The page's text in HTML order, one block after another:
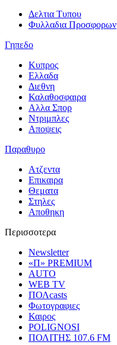
Δελτια Τυπου
Φυλλαδια Προσφορων
Γηπεδο
Κυπρος
Ελλαδα
Διεθνη
Καλαθοσφαιρα
Αλλα Σπορ
Ντριμπλες
Αποψεις
Παραθυρο
Ατζεντα
Επικαιρα
Θεματα
Στηλες
Αποθηκη
Περισσοτερα
Newsletter
«Π» PREMIUM
AUTO
WEB TV
ΠΟΛcasts
Φωτογραφιες
Καιρος
POLIGNOSI
ΠΟΛΙΤΗΣ 107.6 FM